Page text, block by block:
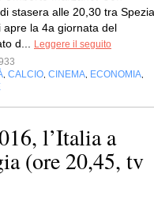
di stasera alle 20,30 tra Spezia
apre la 4a giornata del
d...
Leggere il seguito
CALCIO CINEMA ECONOMIA
l’Italia a
(ore 20,45, tv